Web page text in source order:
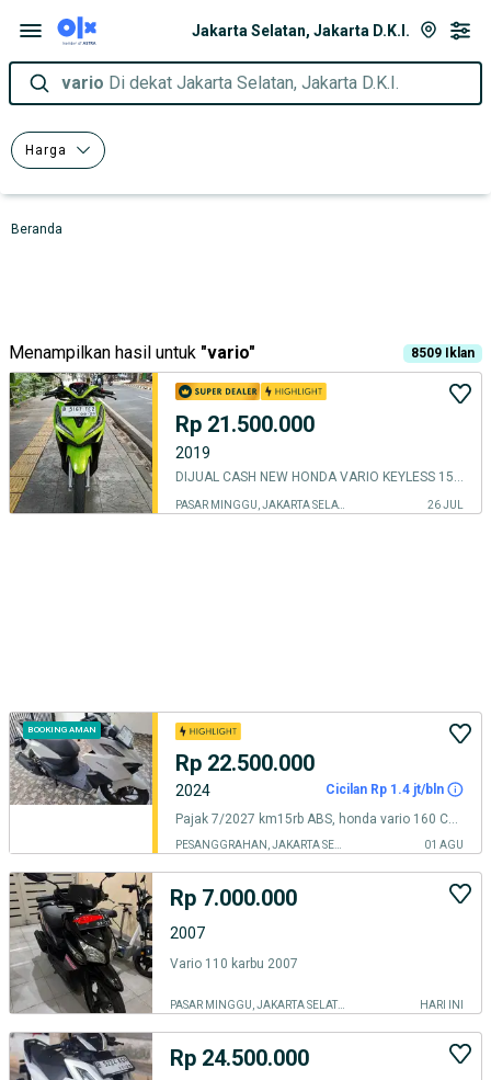
Jakarta Selatan, Jakarta D.K.I.
vario Di dekat Jakarta Selatan, Jakarta D.K.I.
Harga
Beranda
Menampilkan hasil untuk "vario" 8509 Iklan
Rp 21.500.000
2019
DIJUAL CASH NEW HONDA VARIO KEYLESS 150 THN 2019 PJK IDUP LAMPU BILED
PASAR MINGGU, JAKARTA SELATAN 26 JUL
BOOKING AMAN
Rp 22.500.000
2024
Cicilan Rp 1.4 jt/bln
01 AGU
Rp 7.000.000
2007
Vario 110 karbu 2007
PASAR MINGGU, JAKARTA SELATAN HARI INI
Rp 24.500.000